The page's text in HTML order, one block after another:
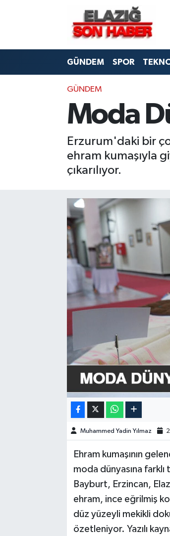
GÜNDEM SPOR
GÜNDEM
Moda
Erzurum'daki bir
ehram kumaşıyla
çıkarılıyor.
Muhammed Yadin Yılmaz
Ehram kumaşının
moda dünyasına farklı
Bayburt, Erzincan,
ehram, ince eğrilmiş
düz yüzeyli mekikli
özetleniyor. Yazılı
CANLI YAYIN
BİLİM VE TEKNOLOJİ
HABERDE İNSAN
KÜLTÜR-SANAT
ÖZEL HABER
Merkez Hava Durumu
Merkez Trafik Yoğunluk Haritası
Süper Lig Puan Durumu ve Fikstür
Tüm Manşetler
Son Dakika Haberleri